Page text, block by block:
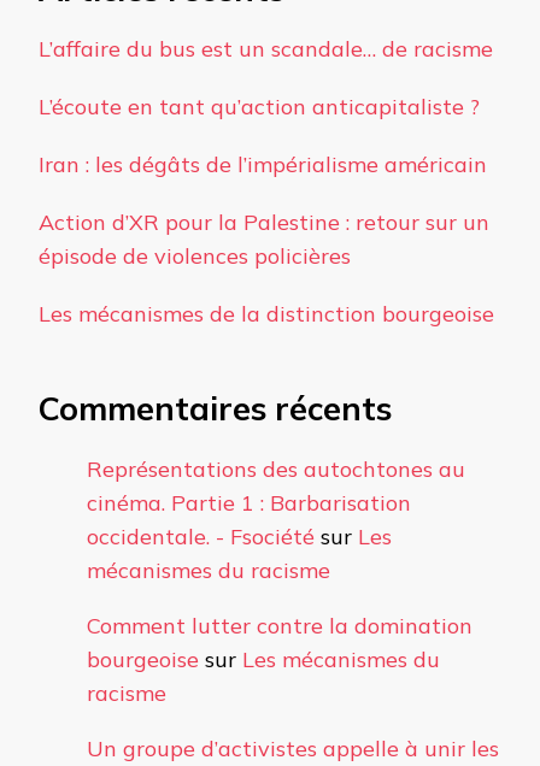
L’affaire du bus est un scandale… de racisme
L’écoute en tant qu’action anticapitaliste ?
Iran : les dégâts de l’impérialisme américain
Action d’XR pour la Palestine : retour sur un
épisode de violences policières
Les mécanismes de la distinction bourgeoise
Commentaires récents
Représentations des autochtones au
cinéma. Partie 1 : Barbarisation
occidentale. - Fsociété sur Les
mécanismes du racisme
Comment lutter contre la domination
bourgeoise sur Les mécanismes du
racisme
Un groupe d’activistes appelle à unir les